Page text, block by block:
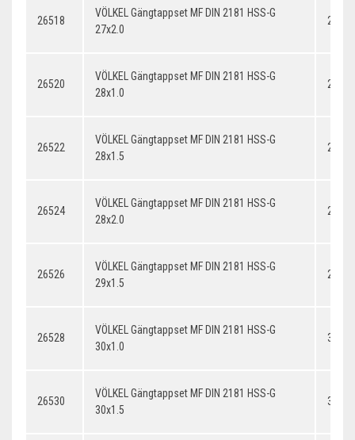
26518
VÖLKEL Gängtappset MF DIN 2181 HSS-G
27x2.0
26520
VÖLKEL Gängtappset MF DIN 2181 HSS-G
28x1.0
26522
VÖLKEL Gängtappset MF DIN 2181 HSS-G
28x1.5
26524
VÖLKEL Gängtappset MF DIN 2181 HSS-G
28x2.0
26526
VÖLKEL Gängtappset MF DIN 2181 HSS-G
29x1.5
26528
VÖLKEL Gängtappset MF DIN 2181 HSS-G
30x1.0
26530
VÖLKEL Gängtappset MF DIN 2181 HSS-G
30x1.5